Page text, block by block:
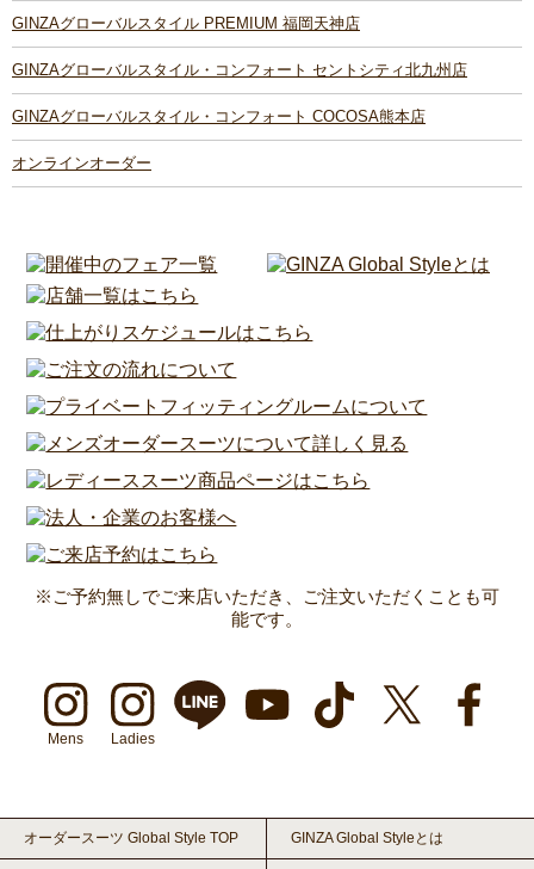
GINZAグローバルスタイル PREMIUM 福岡天神店
GINZAグローバルスタイル・コンフォート セントシティ北九州店
GINZAグローバルスタイル・コンフォート COCOSA熊本店
オンラインオーダー
※ご予約無しでご来店いただき、ご注文いただくことも可
能です。
Mens Ladies
オーダースーツ Global Style TOP GINZA Global Styleとは